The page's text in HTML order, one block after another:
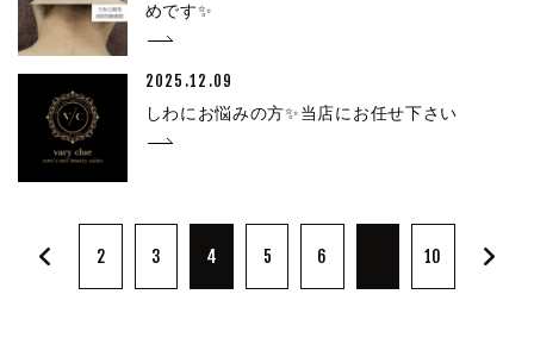
めです✨
2025.12.09
しわにお悩みの方✨当店にお任せ下さい
2 3 4 5 6 10